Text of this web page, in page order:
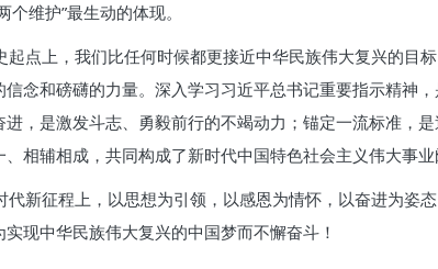
个维护”最生动的体现。
起点上，我们比任何时候都更接近中华民族伟大复兴的目
念和磅礴的力量。深入学习习近平总书记重要指示精神
，是激发斗志、勇毅前行的不竭动力；锚定一流标准，
相辅相成，共同构成了新时代中国特色社会主义伟大事业
代新征程上，以思想为引领，以感恩为情怀，以奋进为姿
现中华民族伟大复兴的中国梦而不懈奋斗！